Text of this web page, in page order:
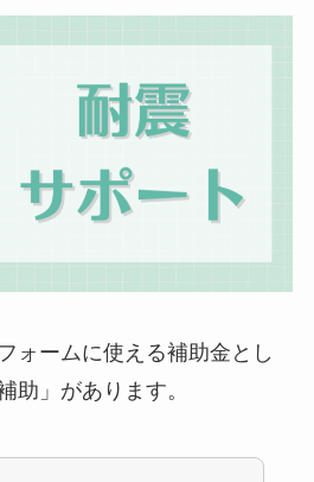
ォームに使える補助金とし
助」があります。